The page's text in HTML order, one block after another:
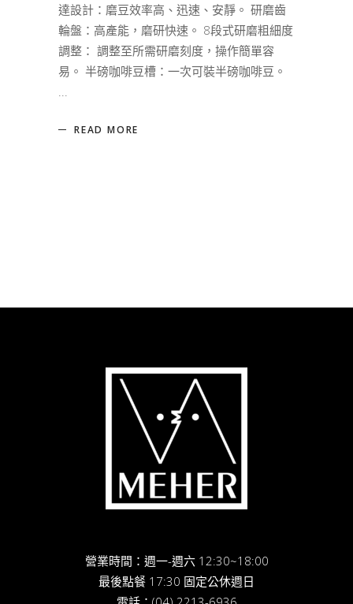
達設計：磨豆效率高、迅速、安靜。 研磨齒
輪盤：高產能，磨研快速。 8段式研磨粗細度
調整： 調整至所需研磨刻度，操作簡單容
易。 半磅咖啡豆槽：一次可裝半磅咖啡豆。
READ MORE
營業時間：週一-週六 12:30~18:00
最後點餐 17:30 固定公休週日